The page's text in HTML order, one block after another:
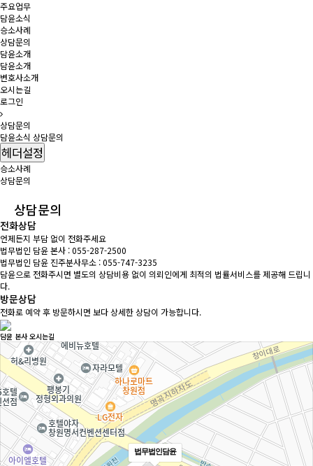
주요업무
담윤소식
승소사례
상담문의
담윤소개
담윤소개
변호사소개
오시는길
로그인
상담문의
담윤소식 상담문의
헤더설정
승소사례
상담문의
상담문의
전화상담
언제든지 부담 없이 전화주세요
법무법인 담윤 본사 :055-287-2500
법무법인 담윤 진주분사무소 :055-747-3235
담윤으로 전화주시면 별도의 상담비용 없이 의뢰인에게 최적의 법률서비스를 제공해 드립니
다.
방문상담
전화로 예약 후 방문하시면 보다 상세한 상담이 가능합니다.
담윤 본사 오시는길
법무법인담윤